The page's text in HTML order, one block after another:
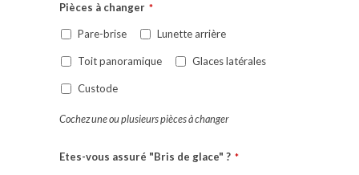
Pièces à changer *
Pare-brise Lunette arrière
Toit panoramique Glaces latérales
Custode
Cochez une ou plusieurs pièces à changer
Etes-vous assuré "Bris de glace" ? *